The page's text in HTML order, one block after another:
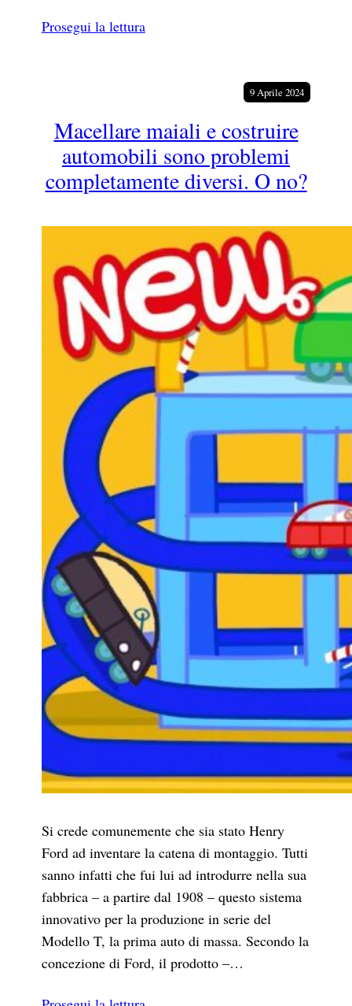
Prosegui la lettura
9 Aprile 2024
Macellare maiali e costruire
automobili sono problemi
completamente diversi. O no?
Si crede comunemente che sia stato Henry
Ford ad inventare la catena di montaggio. Tutti
sanno infatti che fui lui ad introdurre nella sua
fabbrica – a partire dal 1908 – questo sistema
innovativo per la produzione in serie del
Modello T, la prima auto di massa. Secondo la
concezione di Ford, il prodotto –…